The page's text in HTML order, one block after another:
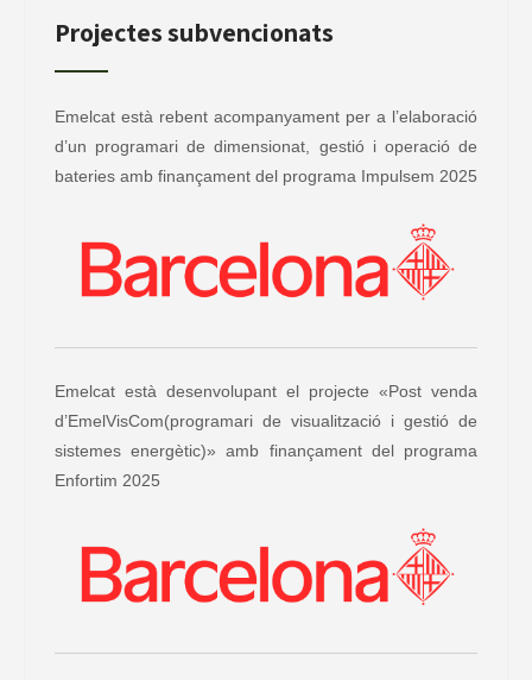
Projectes subvencionats
Emelcat està rebent acompanyament per a l’elaboració
d’un programari de dimensionat, gestió i operació de
bateries amb finançament del programa Impulsem 2025
Emelcat està desenvolupant el projecte «Post venda
d’EmelVisCom(programari de visualització i gestió de
sistemes energètic)» amb finançament del programa
Enfortim 2025